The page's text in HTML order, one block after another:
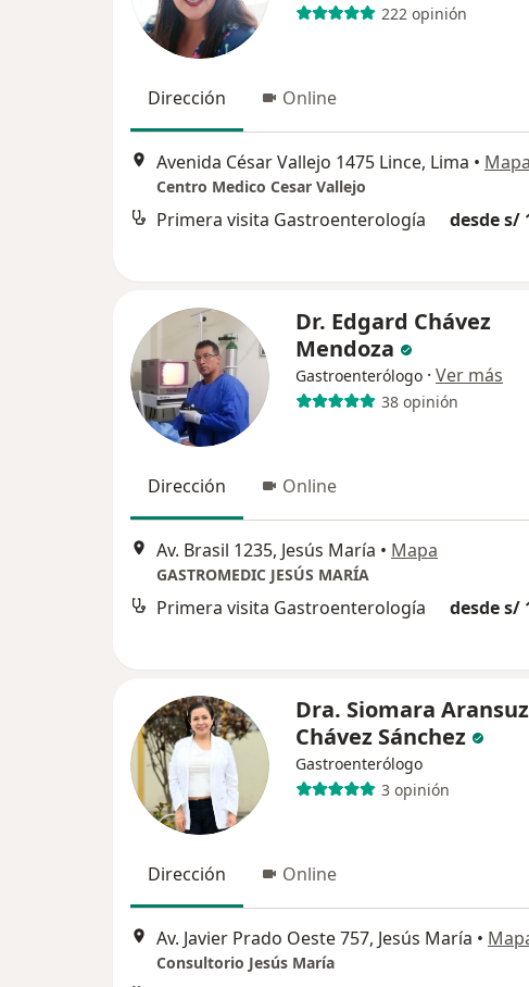
222 opinión
Dirección Online
Avenida César Vallejo 1475 Lince, Lima • Mapa
Centro Medico Cesar Vallejo
Primera visita Gastroenterología desde s/
Dr. Edgard Chávez
Mendoza
Gastroenterólogo · Ver más
38 opinión
Dirección Online
Av. Brasil 1235, Jesús María • Mapa
GASTROMEDIC JESÚS MARÍA
Primera visita Gastroenterología desde s/
Dra. Siomara
Chávez Sánchez
Gastroenterólogo
3 opinión
Dirección Online
Av. Javier Prado Oeste 757, Jesús María •
Consultorio Jesús María